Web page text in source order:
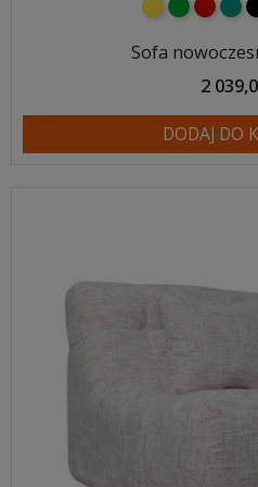
żółtyzielony
Sofa
2
DODAJ DO